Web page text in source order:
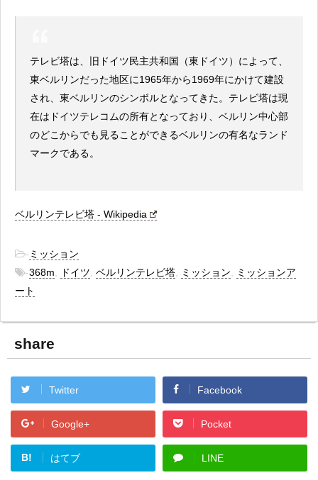
テレビ塔は、旧ドイツ民主共和国（東ドイツ）によって、
東ベルリンだった地区に1965年から1969年にかけて建設
され、東ベルリンのシンボルとなってきた。テレビ塔は現
在はドイツテレコムの所有となっており、ベルリン中心部
のどこからでも見ることができるベルリンの有名なランド
マークである。
ベルリンテレビ塔 - Wikipedia
- ミッション
-368m, ドイツ, ベルリンテレビ塔, ミッション, ミッションア
ート
share
Twitter Facebook
Google+ Pocket
B! はてブ LINE